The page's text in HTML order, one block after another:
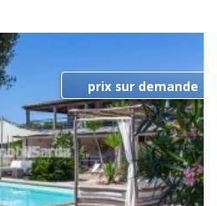
prix sur demande